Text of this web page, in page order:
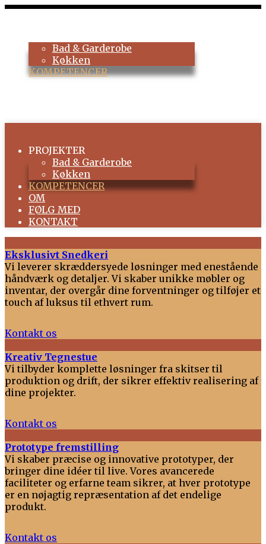
Bad & Garderobe
Køkken
KOMPETENCER
PROJEKTER
Bad & Garderobe
Køkken
KOMPETENCER
OM
FØLG MED
KONTAKT
Eksklusivt Snedkeri
Vi leverer skræddersyede løsninger med enestående
håndværk og detaljer. Vi skaber unikke møbler og
inventar, der overgår dine forventninger og tilføjer et
touch af luksus til ethvert rum.
Kontakt os
Kreativ Tegnestue
Vi tilbyder komplette løsninger fra skitser til
produktion og drift, der sikrer effektiv realisering af
dine projekter.
Kontakt os
Prototype fremstilling
Vi skaber præcise og innovative prototyper, der
bringer dine idéer til live. Vores avancerede
faciliteter og erfarne team sikrer, at hver prototype
er en nøjagtig repræsentation af det endelige
produkt.
Kontakt os